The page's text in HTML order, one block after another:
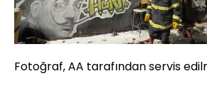
Fotoğraf, AA tarafından servis